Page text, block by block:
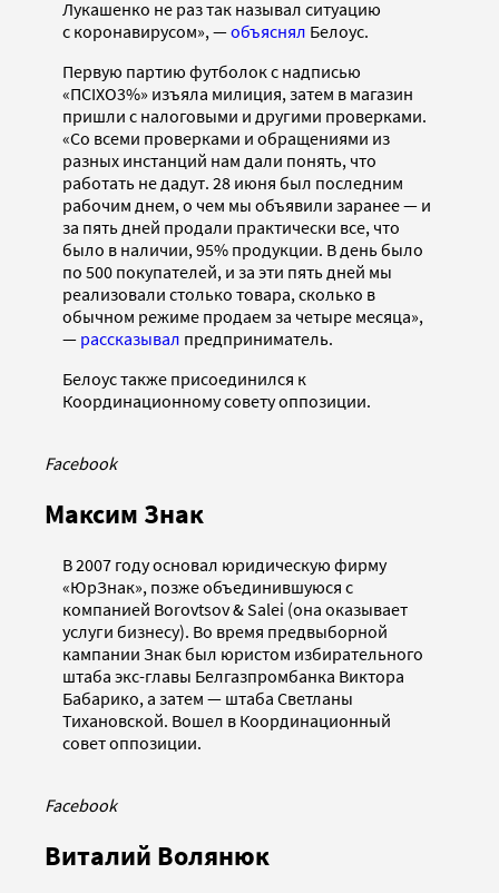
Лукашенко не раз так называл ситуацию
с коронавирусом», —объяснял Белоус.
Первую партию футболок с надписью
«ПСIХО3%» изъяла милиция, затем в магазин
пришли с налоговыми и другими проверками.
«Со всеми проверками и обращениями из
разных инстанций нам дали понять, что
работать не дадут. 28 июня был последним
рабочим днем, о чем мы объявили заранее — и
за пять дней продали практически все, что
было в на­личии, 95% продукции. В день было
по 500 покупателей, и за эти пять дней мы
реализовали столько товара, сколько в
обычном режиме продаем за четыре месяца»,
— рассказывал предприниматель.
Белоус также присоединился к
Координационному совету оппозиции.
Facebook
Максим Знак
В 2007 году основал юридическую фирму
«ЮрЗнак», позже объединившуюся с
компанией Borovtsov & Salei (она оказывает
услуги бизнесу). Во время предвыборной
кампании Знак был юристом избирательного
штаба экс-главы Белгазпромбанка Виктора
Бабарико, а затем — штаба Светланы
Тихановской. Вошел в Координационный
совет оппозиции.
Facebook
Виталий Волянюк